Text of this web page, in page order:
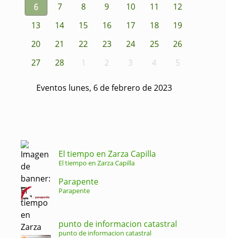
6
7 8 9 10 11
12
13
14 15 16 17 18
19
20
21 22 23 24 25
26
27
28 1 2 3 4 5
Eventos lunes, 6 de febrero de 2023
El tiempo en Zarza Capilla
El tiempo en Zarza Capilla
Parapente
Parapente
punto de informacion catastral
punto de informacion catastral